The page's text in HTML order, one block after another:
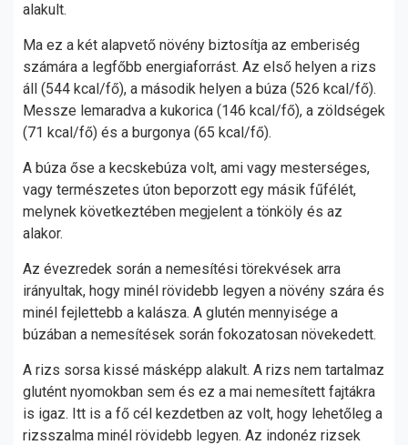
alakult.
Ma ez a két alapvető növény biztosítja az emberiség
számára a legfőbb energiaforrást. Az első helyen a rizs
áll (544 kcal/fő), a második helyen a búza (526 kcal/fő).
Messze lemaradva a kukorica (146 kcal/fő), a zöldségek
(71 kcal/fő) és a burgonya (65 kcal/fő).
A búza őse a kecskebúza volt, ami vagy mesterséges,
vagy természetes úton beporzott egy másik fűfélét,
melynek következtében megjelent a tönköly és az
alakor.
Az évezredek során a nemesítési törekvések arra
irányultak, hogy minél rövidebb legyen a növény szára és
minél fejlettebb a kalásza. A glutén mennyisége a
búzában a nemesítések során fokozatosan növekedett.
A rizs sorsa kissé másképp alakult. A rizs nem tartalmaz
glutént nyomokban sem és ez a mai nemesített fajtákra
is igaz. Itt is a fő cél kezdetben az volt, hogy lehetőleg a
rizsszalma minél rövidebb legyen. Az indonéz rizsek